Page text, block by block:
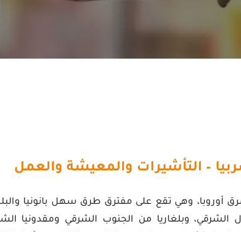
– التأشيرات والمعيشة والعمل
أوروبا، وهي تقع على مفترق طرق سهل بانونيا
الشرقي، وبلغاريا من الجنوب الشرقي ومقدونيا